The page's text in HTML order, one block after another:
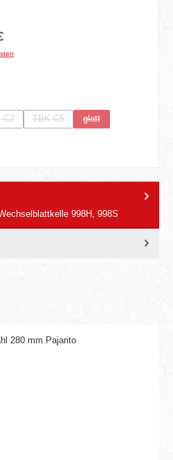
C2
(Diese Option ist zurzeit nicht verfügbar.)
TBK C5
(Diese Option ist zurzeit nicht
glatt
998H, 998S